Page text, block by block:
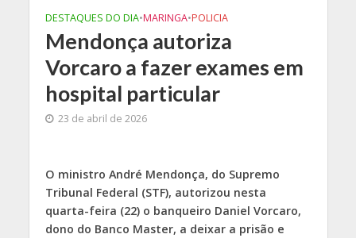
DESTAQUES DO DIA•MARINGA•POLICIA
Mendonça autoriza
Vorcaro a fazer exames em
hospital particular
23 de abril de 2026
O ministro André Mendonça, do Supremo
Tribunal Federal (STF), autorizou nesta
quarta-feira (22) o banqueiro Daniel Vorcaro,
dono do Banco Master, a deixar a prisão e